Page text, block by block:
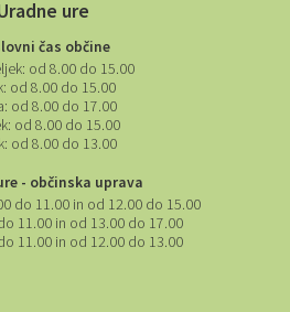
ure
čas občine
od 8.00 do 15.00
od 8.00 do 15.00
od 8.00 do 17.00
od 8.00 do 15.00
od 8.00 do 13.00
- občinska uprava
do 11.00 in od 12.00 do 15.00
11.00 in od 13.00 do 17.00
11.00 in od 12.00 do 13.00